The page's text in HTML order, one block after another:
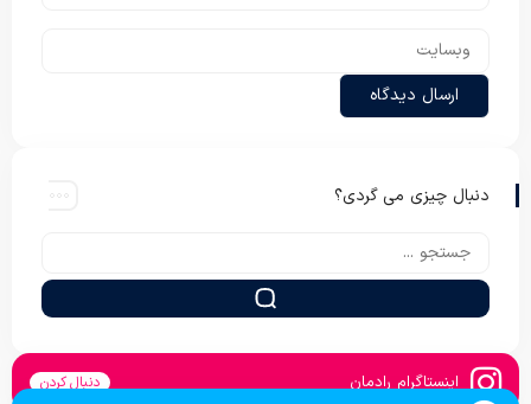
دنبال چیزی می گردی؟
اینستاگرام رادمان دنبال کردن